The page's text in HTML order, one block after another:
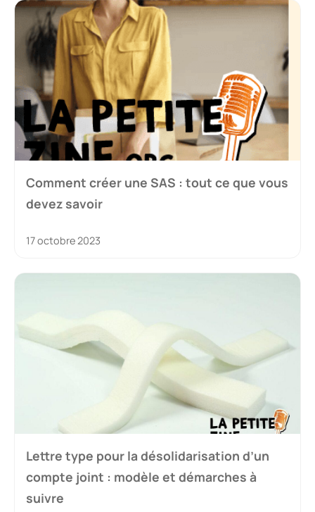
Comment créer une SAS : tout ce que vous
devez savoir
17 octobre 2023
Lettre type pour la désolidarisation d’un
compte joint : modèle et démarches à
suivre